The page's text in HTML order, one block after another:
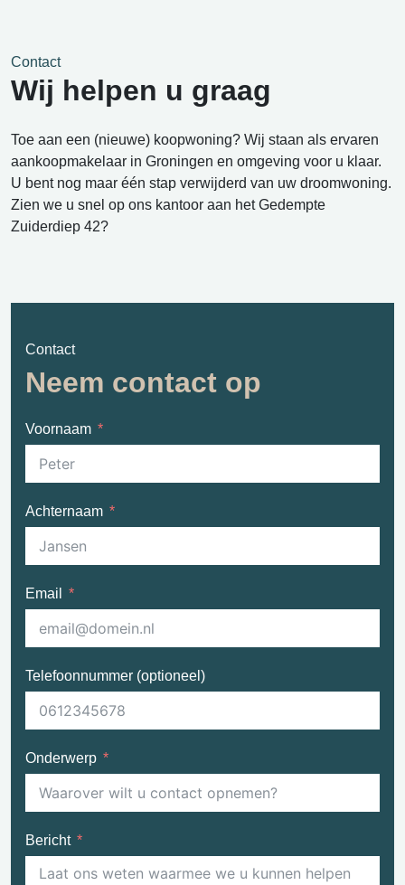
Contact
Neem contact op
Voornaam
Achternaam
Email
Telefoonnummer (optioneel)
Onderwerp
Bericht
Contact
Wij helpen u graag
Toe aan een (nieuwe) koopwoning? Wij staan als ervaren
aankoopmakelaar in Groningen en omgeving voor u klaar.
U bent nog maar één stap verwijderd van uw droomwoning.
Zien we u snel op ons kantoor aan het Gedempte
Zuiderdiep 42?